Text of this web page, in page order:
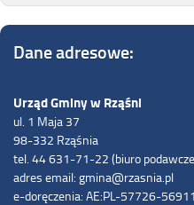
Dane adresowe:
Urząd Gminy w Rząśni
ul. 1 Maja 37
98-332 Rząśnia
tel. 44 631-71-22 (biuro
adres email: gmina@rzasnia.pl
e-doręczenia: AE:PL-57726-